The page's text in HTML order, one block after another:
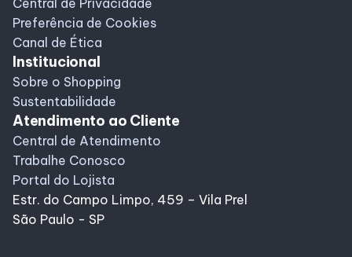
Programa de Benefícios
Central de Privacidade
Preferência de Cookies
Canal de Ética
Institucional
Sobre o Shopping
Sustentabilidade
Atendimento ao Cliente
Central de Atendimento
Trabalhe Conosco
Portal do Lojista
Estr. do Campo Limpo, 459 – Vila Prel
São Paulo - SP